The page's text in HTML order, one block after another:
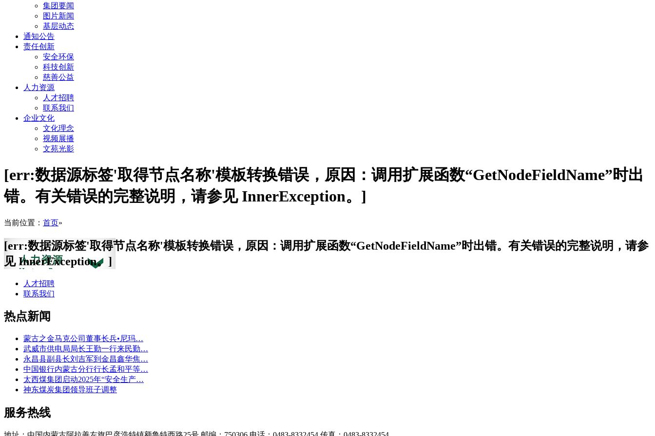
集团要闻
图片新闻
基层动态
通知公告
责任创新
安全环保
科技创新
慈善公益
人力资源
人才招聘
联系我们
企业文化
文化理念
视频展播
文苑光影
[err:数据源标签'取得节点名称'模板转换错误，原因：调用扩展函数“GetNodeFieldName”时出
错。有关错误的完整说明，请参见 InnerException。]
当前位置： 首页»
[err:数据源标签'取得节点名称'模板转换错误，原因：调用扩展函数“GetNodeFieldName”时出错。有关错误的完整说明，请参
见 InnerException。]
人才招聘
联系我们
热点新闻
蒙古之金马克公司董事长兵•尼玛…
武威市供电局局长王勤一行来民勤…
永昌县副县长刘吉军到金昌鑫华焦…
中国银行内蒙古分行行长孟和平等…
太西煤集团启动2025年“安全生产…
神东煤炭集团领导班子调整
服务热线